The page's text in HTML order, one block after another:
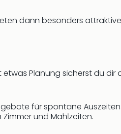
dann besonders
Planung sicherst du dir
für spontane
und Mahlzeiten.